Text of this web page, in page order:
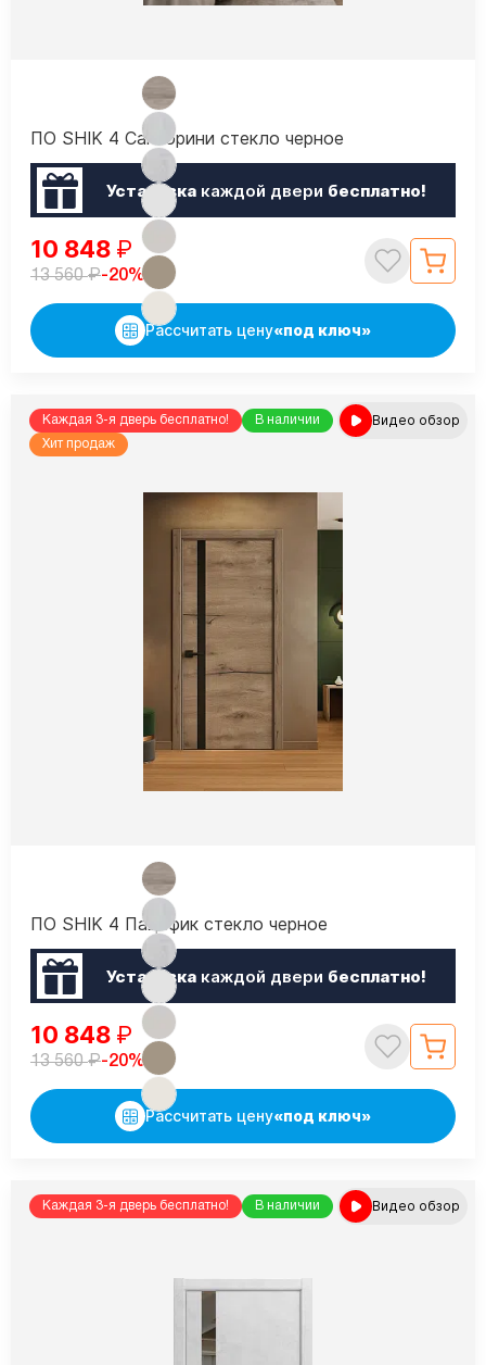
ПО SHIK 4 Санторини стекло черное
Установкакаждой двери бесплатно!
10 848 ₽
13 560₽-20%
Рассчитать цену«под ключ»
Каждая 3-я дверь бесплатно!
В наличии
Хит продаж
Видео обзор
ПО SHIK 4 Пацифик стекло черное
Установкакаждой двери бесплатно!
10 848 ₽
13 560₽-20%
Рассчитать цену«под ключ»
Каждая 3-я дверь бесплатно! В наличии Видео обзор